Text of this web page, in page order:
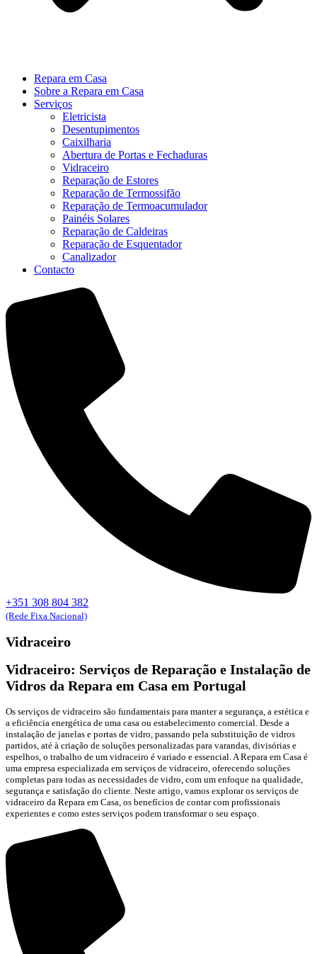
Repara em Casa
Sobre a Repara em Casa
Serviços
Eletricista
Desentupimentos
Caixilharia
Abertura de Portas e Fechaduras
Vidraceiro
Reparação de Estores
Reparação de Termossifão
Reparação de Termoacumulador
Painéis Solares
Reparação de Caldeiras
Reparação de Esquentador
Canalizador
Contacto
+351 308 804 382
(Rede Fixa Nacional)
Vidraceiro
Vidraceiro: Serviços de Reparação e Instalação de
Vidros da Repara em Casa em Portugal
Os serviços de vidraceiro são fundamentais para manter a segurança, a estética e
a eficiência energética de uma casa ou estabelecimento comercial. Desde a
instalação de janelas e portas de vidro, passando pela substituição de vidros
partidos, até à criação de soluções personalizadas para varandas, divisórias e
espelhos, o trabalho de um vidraceiro é variado e essencial. A Repara em Casa é
uma empresa especializada em serviços de vidraceiro, oferecendo soluções
completas para todas as necessidades de vidro, com um enfoque na qualidade,
segurança e satisfação do cliente. Neste artigo, vamos explorar os serviços de
vidraceiro da Repara em Casa, os benefícios de contar com profissionais
experientes e como estes serviços podem transformar o seu espaço.